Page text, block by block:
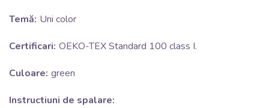
Temă: Uni color
Certificari: OEKO-TEX Standard 100 class I.
Culoare: green
Instructiuni de spalare: